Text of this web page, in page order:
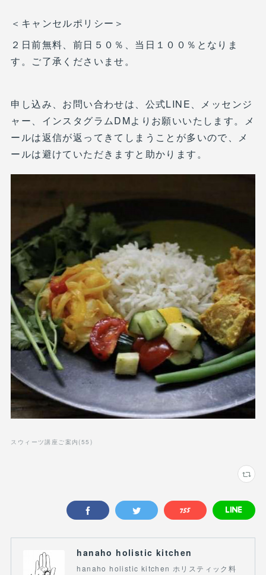
＜キャンセルポリシー＞
２日前無料、前日５０％、当日１００％となりま
す。ご了承くださいませ。
申し込み、お問い合わせは、公式LINE、メッセンジ
ャー、インスタグラムDMよりお願いいたします。メ
ールは返信が返ってきてしまうことが多いので、メ
ールは避けていただきますと助かります。
スウィーツ講座ご案内 (55 )
hanaho holistic kitchen
hanaho holistic kitchen ホリスティック料